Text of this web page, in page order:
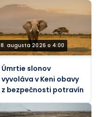
8. augusta 2026 o 4:00
Úmrtie slonov
vyvoláva v Keni obavy
z bezpečnosti potravín